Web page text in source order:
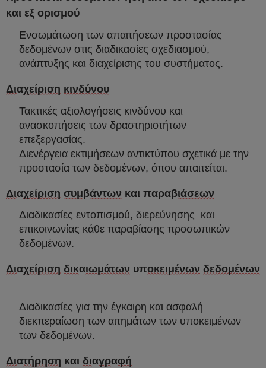
και εξ ορισμού
Ενσωμάτωση των απαιτήσεων προστασίας
δεδομένων στις διαδικασίες σχεδιασμού,
ανάπτυξης και διαχείρισης του συστήματος.
Διαχείριση κινδύνου
Τακτικές αξιολογήσεις κινδύνου και
ανασκοπήσεις των δραστηριοτήτων
επεξεργασίας.
Διενέργεια εκτιμήσεων αντικτύπου σχετικά με την
προστασία των δεδομένων, όπου απαιτείται.
Διαχείριση συμβάντων και παραβιάσεων
Διαδικασίες εντοπισμού, διερεύνησης και
επικοινωνίας κάθε παραβίασης προσωπικών
δεδομένων.
Διαχείριση δικαιωμάτων υποκειμένων δεδομένων
Διαδικασίες για την έγκαιρη και ασφαλή
διεκπεραίωση των αιτημάτων των υποκειμένων
των δεδομένων.
Διατήρηση και διαγραφή